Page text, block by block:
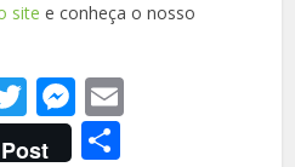
site e conheça o nosso
TwitterMessenger
Post